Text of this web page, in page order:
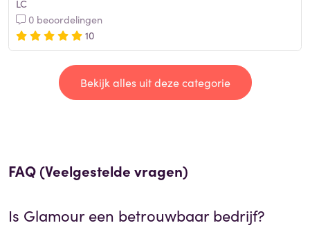
LC
0 beoordelingen
10
Bekijk alles uit deze categorie
FAQ (Veelgestelde vragen)
Is Glamoureen betrouwbaar bedrijf?